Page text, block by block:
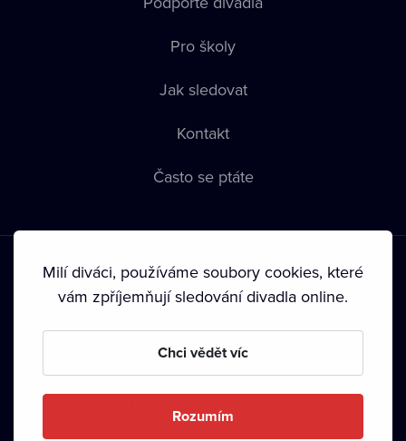
Pro školy
Jak sledovat
Kontakt
Často se ptáte
Podmínky používání • Ochrana soukromí • Zásady používání
• Autorská práva•
Milí diváci, používáme soubory cookies, které
vám zpříjemňují sledování divadla online.
Chci vědět víc
Rozumím